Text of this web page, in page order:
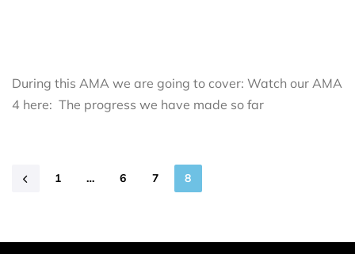
During this AMA we are going to cover: Watch our AMA
4 here: The progress we have made so far
1 … 6 7 8